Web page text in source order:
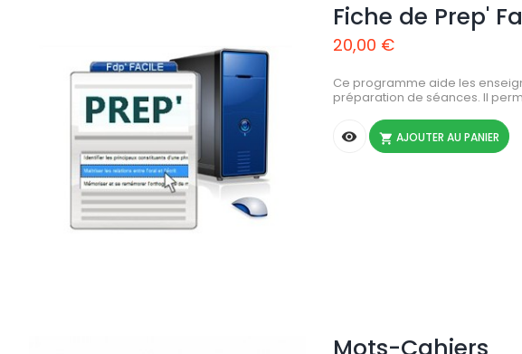
Fiche de Prep'
20,00 €
Ce programme aide les
préparation de séances. Il
  AJOUTER AU PANIER